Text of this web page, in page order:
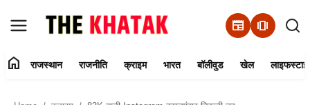
newspaper amp_stories
home राजस्थान राजनीति क्राइम भारत बॉलीवुड खेल